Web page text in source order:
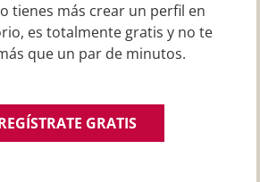
tienes más crear un perfil en
es totalmente gratis y no te
que un par de minutos.
GRATIS